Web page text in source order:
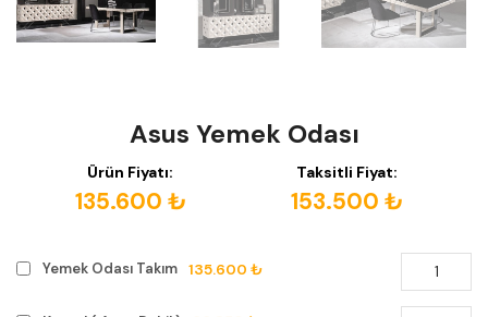
Asus Yemek Odası
Ürün Fiyatı:
135.600 ₺
Taksitli Fiyat:
153.500 ₺
Yemek Odası Takım 135.600 ₺